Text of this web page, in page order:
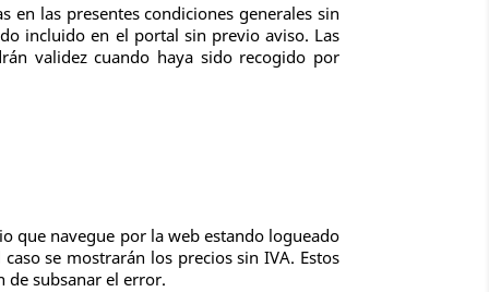
en las presentes condiciones generales sin
incluido en el portal sin previo aviso. Las
validez cuando haya sido recogido por
que navegue por la web estando logueado
se mostrarán los precios sin IVA. Estos
de subsanar el error.